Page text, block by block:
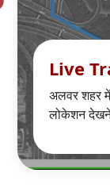
Live
अलवर शहर में
लोकेशन